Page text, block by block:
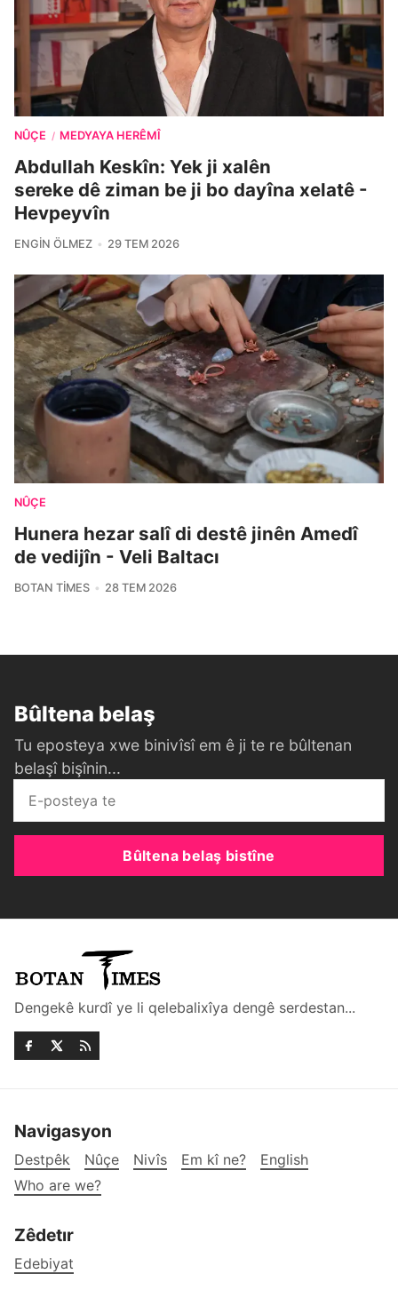
NÛÇE / MEDYAYA HERÊMÎ
Abdullah Keskîn: Yek ji xalên
sereke dê ziman be ji bo dayîna xelatê -
Hevpeyvîn
ENGIN ÖLMEZ 29 TEM 2026
NÛÇE
Hunera hezar salî di destê jinên Amedî
de vedijîn - Veli Baltacı
BOTAN TIMES 28 TEM 2026
Bûltena belaş
Tu eposteya xwe binivîsî em ê ji te re bûltenan
belaşî bişînin...
Bûltena belaş bistîne
Dengekê kurdî ye li qelebalixîya dengê serdestan...
Navigasyon
Destpêk Nûçe Nivîs Em kî ne?
English
Who are we?
Zêdetır
Edebiyat